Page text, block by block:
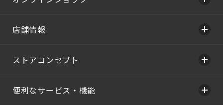
店舗情報
ストアコンセプト
便利なサービス・機能